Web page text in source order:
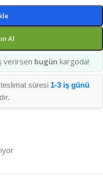
Al
verirsen bugün kargoda!
süresi 1-3 iş günü